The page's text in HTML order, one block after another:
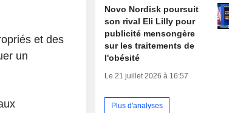
et des
un
Novo Nordisk poursuit
son rival Eli Lilly pour
publicité mensongère
sur les traitements de
l'obésité
Le 21 juillet 2026 à 16:57
Plus d'analyses